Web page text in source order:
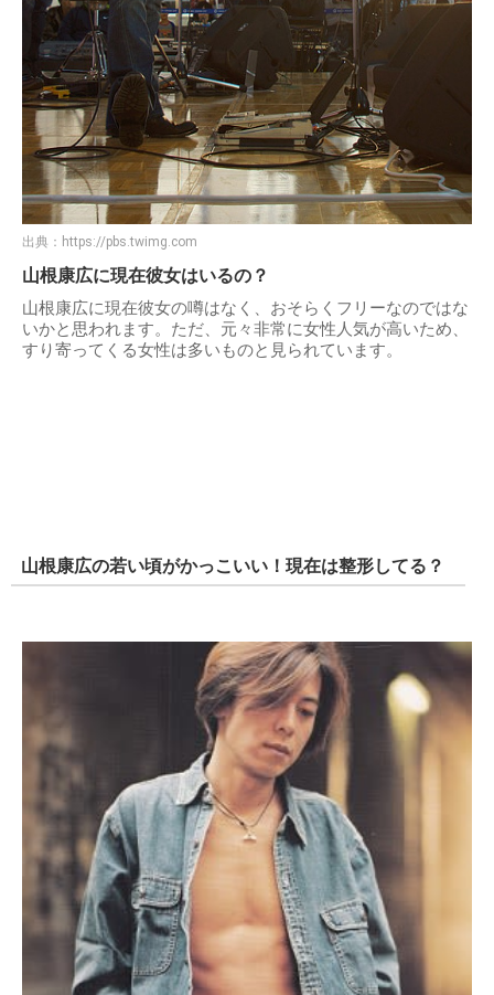
出典： https://pbs.twimg.com
山根康広に現在彼女はいるの？
山根康広に現在彼女の噂はなく、おそらくフリーなのではな
いかと思われます。ただ、元々非常に女性人気が高いため、
すり寄ってくる女性は多いものと見られています。
山根康広の若い頃がかっこいい！現在は整形してる？